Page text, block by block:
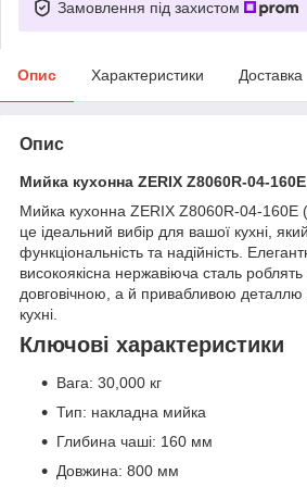
Замовлення під захистом
Опис Характеристики Доставка
Опис
Мийка кухонна ZERIX Z8060R-04-
Мийка кухонна ZERIX Z8060R-04-
це ідеальний вибір для вашої кухні,
функціональність та надійність.
високоякісна нержавіюча сталь
довговічною, а й привабливою деталлю
кухні.
Ключові характеристики
Вага: 30,000 кг
Тип: накладна мийка
Глибина чаші: 160 мм
Довжина: 800 мм